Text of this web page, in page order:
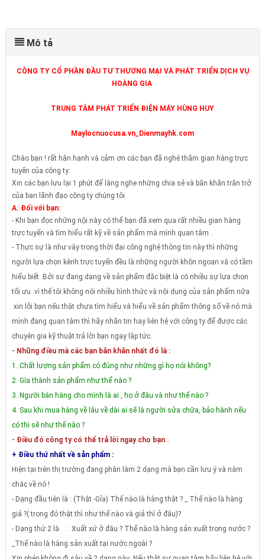
Mô tả
CÔNG TY CỔ PHẦN ĐẦU TƯ THƯƠNG MẠI VÀ PHÁT TRIỂN DỊCH VỤ
HOÀNG GIA
TRUNG TÂM PHÁT TRIỂN ĐIỆN MÁY HÙNG HUY
Maylocnuocusa.vn_Dienmayhk.com
Chào bạn ! rất hân hạnh và cảm ơn các bạn đã nghé thăm gian hàng trực
tuyến của công ty.
Xin các bạn lưu lại 1 phút để lắng nghe những chia sẻ và băn khăn trăn trở
của ban lãnh đạo công ty chúng tôi.
A. Đối với bạn:
- Khi bạn đọc những nội này có thể bạn đã xem qua rất nhiều gian hàng
trực tuyến và tìm hiểu rất kỹ về sản phẩm mà mình quan tâm .
- Thực sự là như vây trong thời đại công nghệ thông tin này thì những
người lựa chọn kênh trực tuyến đều là những người khôn ngoan và có tầm
hiểu biết .Bởi sự đang dạng về sản phẩm đặc biệt là có nhiều sự lựa chọn
tối ưu .vì thế tôi không nói nhiều hình thức và nội dung của sản phẩm nữa
.xin lỗi bạn nếu thật chưa tìm hiểu và hiểu về sản phẩm thông số về nó mà
mình đang quan tâm thì hãy nhăn tin hay liên hệ với công ty để được các
chuyên gia kỹ thuật trả lời bạn ngay lập tức.
- Những điều mà các bạn băn khăn nhất đó là :
1. Chất lượng sản phẩm có đúng như những gì họ nói không?
2. Gía thành sản phẩm như thể nào ?
3. Người bán hàng cho mình là ai , họ ở đâu và như thế nào ?
4. Sau khi mua hàng về lâu về dài ai sẽ là người sửa chữa, bảo hành nếu
có thì sẽ như thế nào ?
- Điều đó công ty có thể trả lời ngay cho bạn .
+ Điều thứ nhất về sản phẩm :
Hiện tại trên thị trường đang phân làm 2 dạng mà bạn cần lưu ý và nắm
chắc về nó !
- Dạng đầu tiên là : (Thật -Gỉa) Thế nào là hàng thật ? _ Thế nào là hàng
giả ?( trong đó thật thì như thế nào và giả thì ở đâu)?
- Dạng thứ 2 là : Xuất xứ ở đâu ? Thế nào là hàng sản xuất trong nước ?
_Thế nào là hàng sản xuất tại nước ngoài ?